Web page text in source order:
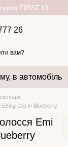
FIRST10
26
вам?
в автомобіль
Clip in Blueberry
Emi